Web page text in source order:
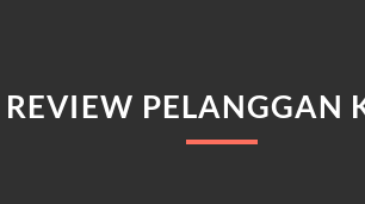
REVIEW PELANGGAN